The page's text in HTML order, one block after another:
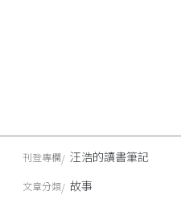
刊登專欄 汪浩的讀書筆記
文章分類 故事